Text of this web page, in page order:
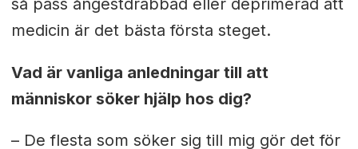
medicin är det bästa första steget.
Vad är vanliga anledningar till att
människor söker hjälp hos dig?
– De flesta som söker sig till mig gör det för